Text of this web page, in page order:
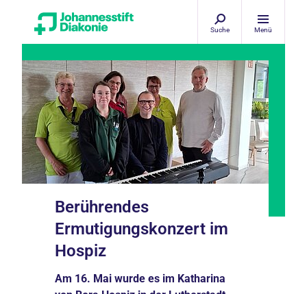
Suche Menü
Berührendes
Ermutigungskonzert im
Hospiz
Am 16. Mai wurde es im Katharina